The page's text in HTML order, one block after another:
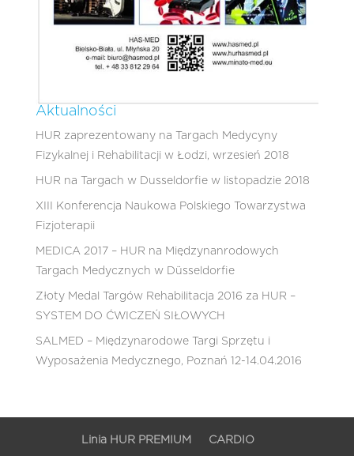
Aktualności
HUR zaprezentowany na Targach Medycyny
Fizykalnej i Rehabilitacji w Łodzi, wrzesień 2018
HUR na Targach w Dusseldorfie w listopadzie 2018
XIII Konferencja Naukowa Polskiego Towarzystwa
Fizjoterapii
MEDICA 2017 – HUR na Międzynanrodowych
Targach Medycznych w Düsseldorfie
Złoty Medal Targów Rehabilitacja 2016 za HUR –
SYSTEM DO ĆWICZEŃ SIŁOWYCH
SALMED – Międzynarodowe Targi Sprzętu i
Wyposażenia Medycznego, Poznań 12-14.04.2016
Linia HUR PREMIUM
CARDIO